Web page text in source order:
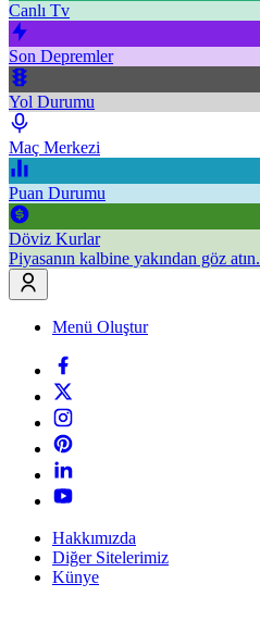
Canlı Tv
Son Depremler
Yol Durumu
Maç Merkezi
Puan Durumu
Döviz Kurlar
Piyasanın kalbine yakından göz atın.
Menü Oluştur
Hakkımızda
Diğer Sitelerimiz
Künye